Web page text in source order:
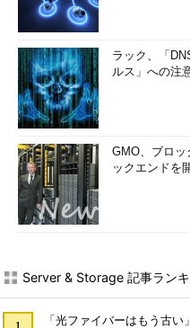
ラック、「
ルス」への注
GMO、ブロ
ックエンドを
Server & Storage 記事ラン
「光ファイバーはもう古